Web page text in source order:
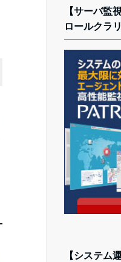
【サーバ監
ロールクラ
【システム